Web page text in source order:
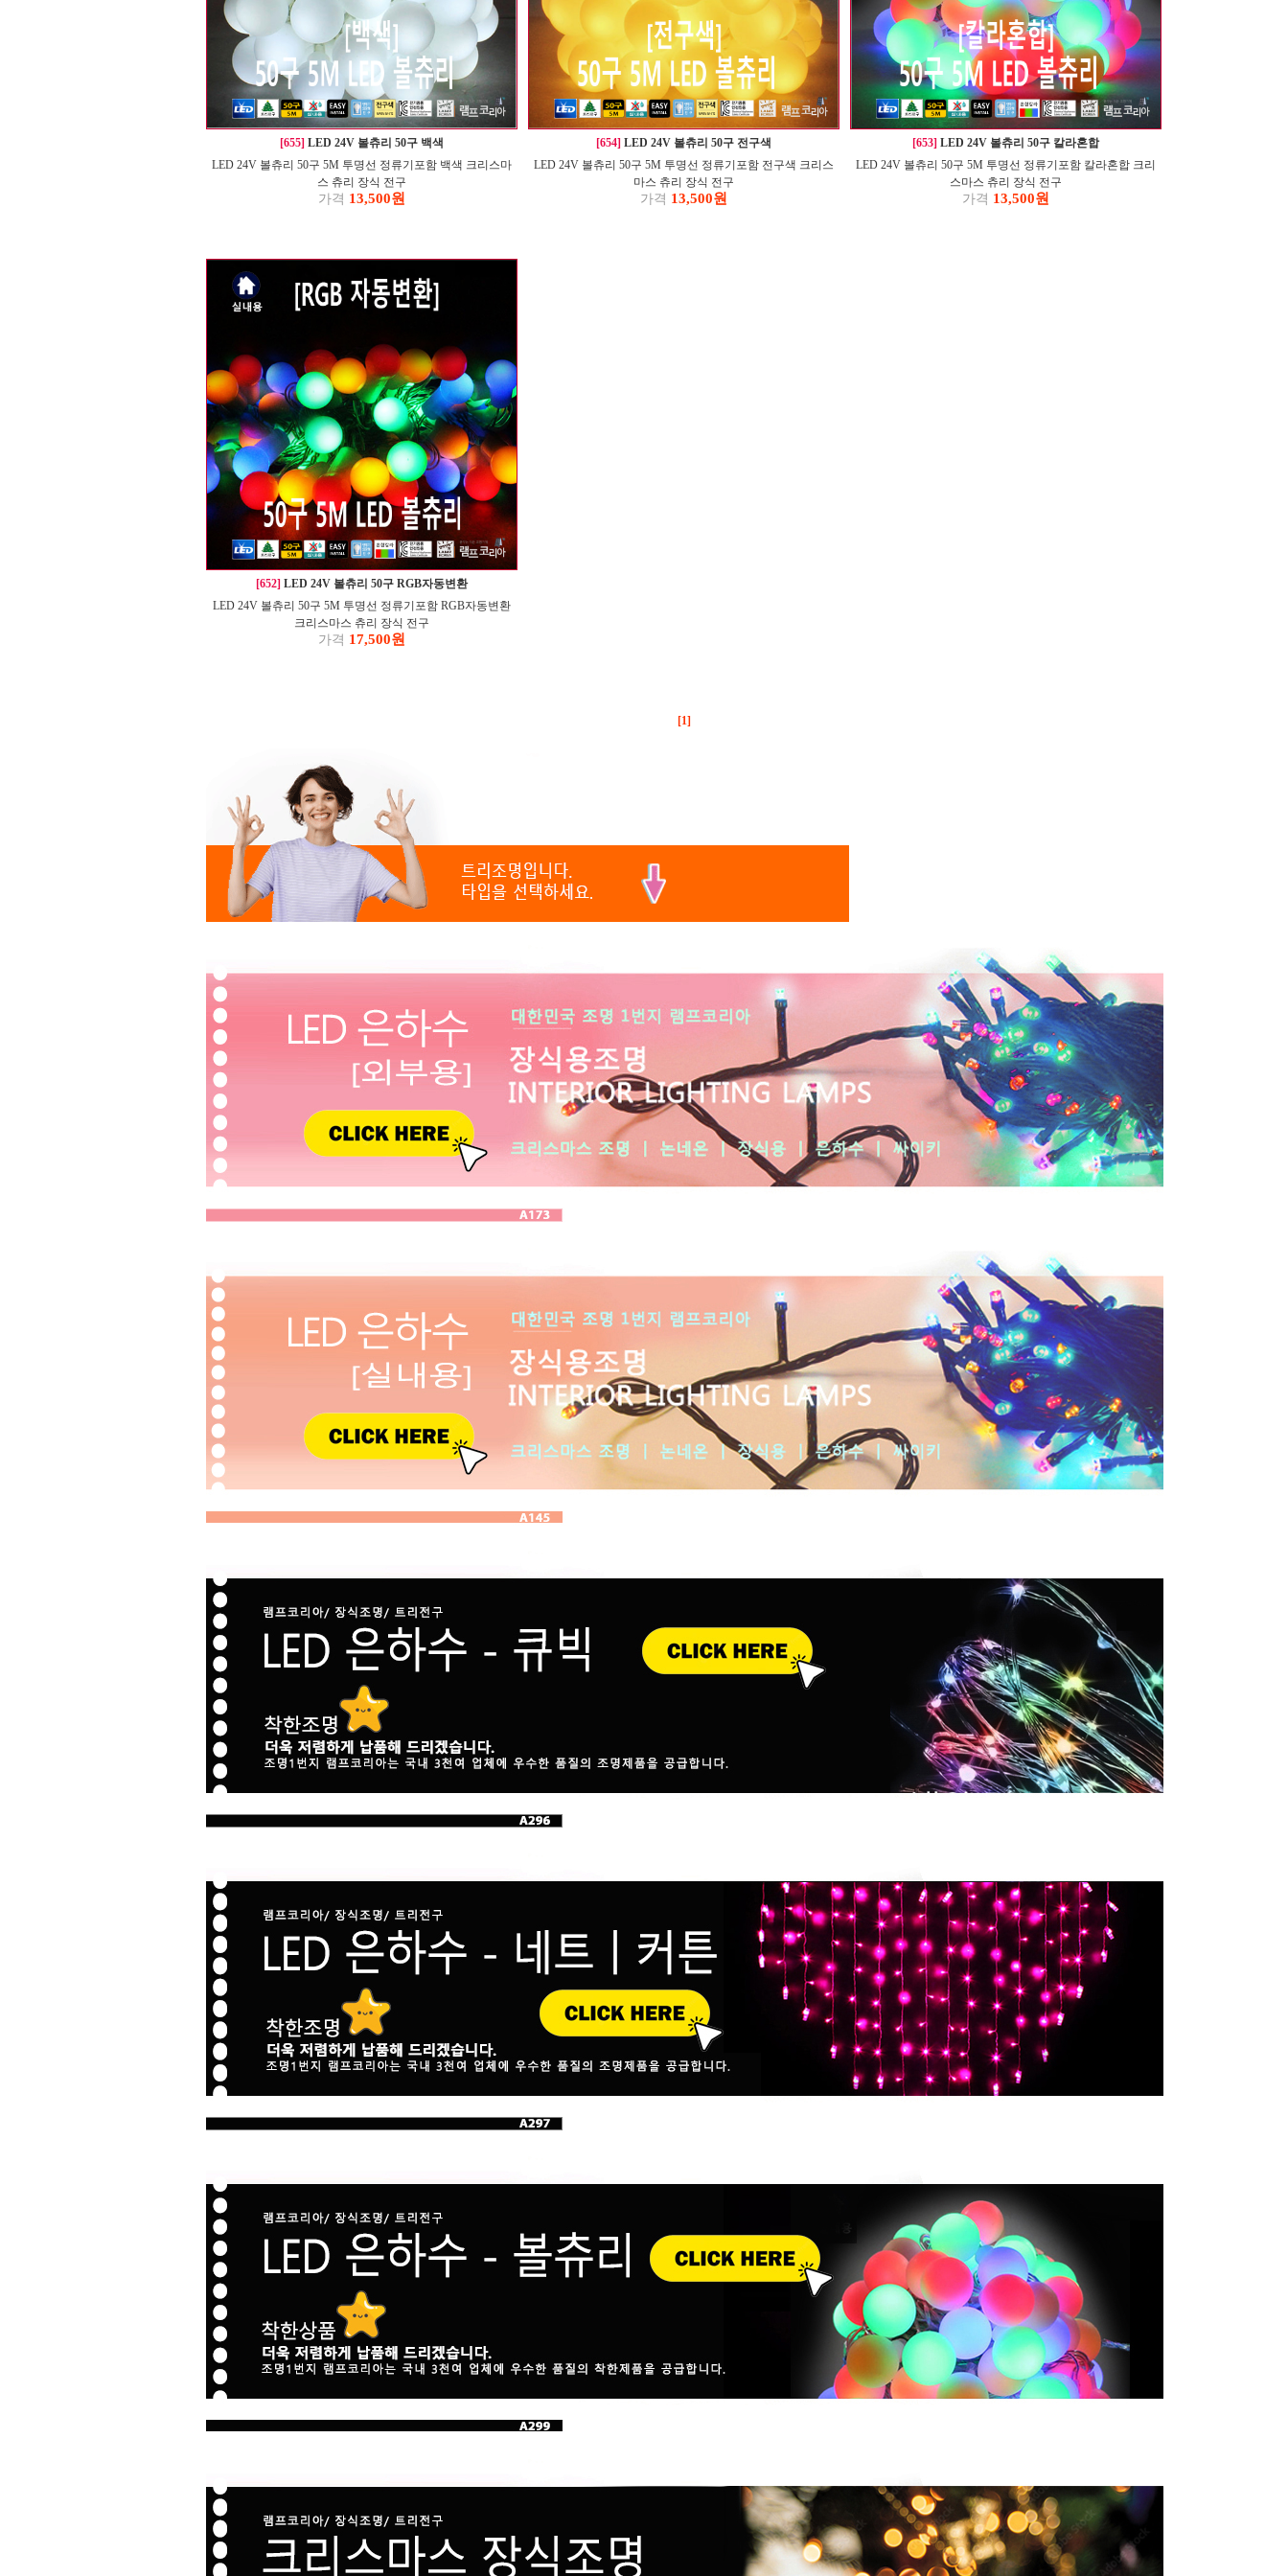
[655] LED 24V 볼츄리 50구 백색
LED 24V 볼츄리 50구 5M 투명선 정류기포함 백색 크리스마
스 츄리 장식 전구
가격 13,500원
[654] LED 24V 볼츄리 50구 전구색
LED 24V 볼츄리 50구 5M 투명선 정류기포함 전구색 크리스
마스 츄리 장식 전구
가격 13,500원
[653] LED 24V 볼츄리 50구 칼라혼합
LED 24V 볼츄리 50구 5M 투명선 정류기포함 칼라혼합 크리
스마스 츄리 장식 전구
가격 13,500원
[652] LED 24V 볼츄리 50구 RGB자동변환
LED 24V 볼츄리 50구 5M 투명선 정류기포함 RGB자동변환
크리스마스 츄리 장식 전구
가격 17,500원
[1]